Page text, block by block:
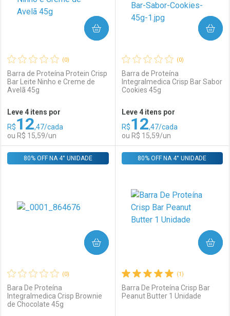
Ativar Desconto
Comprar sem Desconto
Por R$ 39,90/cada
Comprar sem Desconto
Por R$ 39,90/cada
Ativar Desconto
Comprar sem Desconto
Por R$ 15,59/cada
Comprar sem Desconto
Por R$ 15,59/cada
(0)
Barra de Proteína Protein Crisp
Bar Leite Ninho e Creme de
Avelã 45g
Leve 4 itens por
R$12,47/cada
ou R$ 15,59/un
COMPRAR
Ativar Desconto
(0)
Barra de Proteína
Integralmedica Crisp Bar Sabor
Cookies 45g
Leve 4 itens por
R$12,47/cada
ou R$ 15,59/un
COMPRAR
Laboratório
Por Menos
(0)
Bara De Proteína
Integralmedica Crisp Brownie
de Chocolate 45g
80% OFF NA 4° UNIDADE
COMPRAR
(1)
Barra De Proteína Crisp Bar
Peanut Butter 1 Unidade
80% OFF NA 4° UNIDADE
COMPRAR